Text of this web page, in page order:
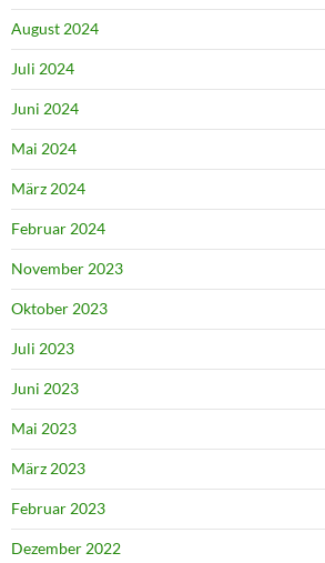
August 2024
Juli 2024
Juni 2024
Mai 2024
März 2024
Februar 2024
November 2023
Oktober 2023
Juli 2023
Juni 2023
Mai 2023
März 2023
Februar 2023
Dezember 2022